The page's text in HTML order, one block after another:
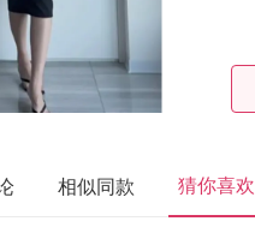
相似同款 猜你喜欢